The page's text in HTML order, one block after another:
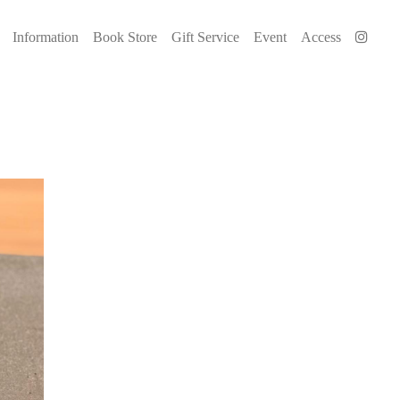
Information Book Store Gift Service Event Access